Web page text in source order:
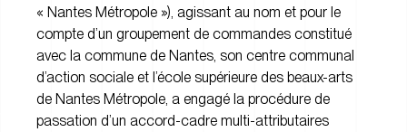
« Nantes Métropole »), agissant au nom et pour le
compte d’un groupement de commandes constitué
avec la commune de Nantes, son centre communal
d’action sociale et l’école supérieure des beaux-arts
de Nantes Métropole, a engagé la procédure de
passation d’un accord-cadre multi-attributaires